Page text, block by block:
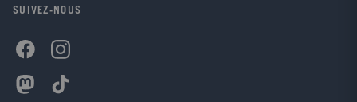
SUIVEZ-NOUS